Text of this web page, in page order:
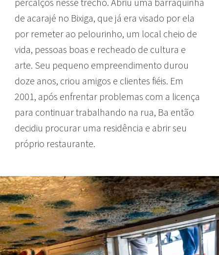
de acarajé no Bixiga, que já era visado por ela
por remeter ao pelourinho, um local cheio de
vida, pessoas boas e recheado de cultura e
arte. Seu pequeno empreendimento durou
doze anos, criou amigos e clientes fiéis. Em
2001, após enfrentar problemas com a licença
para continuar trabalhando na rua, Ba então
decidiu procurar uma residência e abrir seu
próprio restaurante.